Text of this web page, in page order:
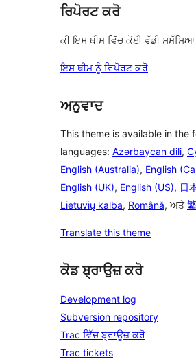
ਰਿਪੋਰਟ ਕਰੋ
ਕੀ ਇਸ ਥੀਮ ਵਿੱਚ ਕੋਈ ਵੱਡੀ ਸਮੱਸਿਆ
ਇਸ ਥੀਮ ਨੂੰ ਰਿਪੋਰਟ ਕਰੋ
ਅਨੁਵਾਦ
This theme is available in the
languages: Azərbaycan dili,
English (Australia), English
English (UK), English (US), 日
Lietuvių kalba, Română, ਅਤੇ
Translate this theme
ਕੋਡ ਬ੍ਰਾਉਜ਼ ਕਰੋ
Development log
Subversion repository
Trac ਵਿੱਚ ਬ੍ਰਾਊਜ਼ ਕਰੋ
Trac tickets